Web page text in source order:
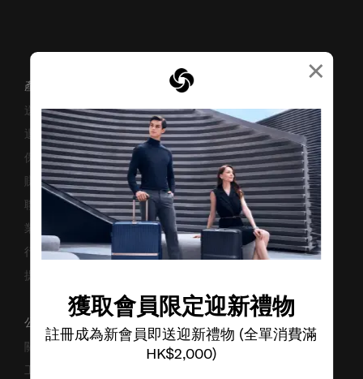
×
獲取會員限定迎新禮物
註冊成為新會員即送迎新禮物 (全單消費滿
HK$2,000)
產品支援/常見問題
送貨安排
退貨與換貨
保修條款及細則
賺取「亞洲萬里通」條款
聯絡我們
業務諮詢
行李箱搜尋器
提防偽冒網站
公司資料
關於我們
工作機會